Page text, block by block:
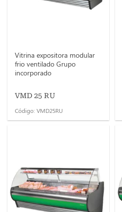
Vitrina expositora modular
frio ventilado Grupo
incorporado
VMD 25 RU
Código: VMD25RU